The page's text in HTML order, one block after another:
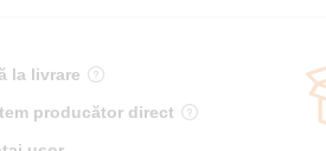
la livrare
producător direct